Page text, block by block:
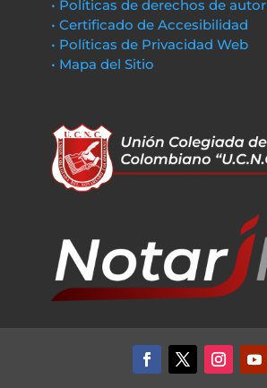
• Políticas de derechos de autor
• Certificado de Accesibilidad
• Políticas de Privacidad Web
• Mapa del Sitio